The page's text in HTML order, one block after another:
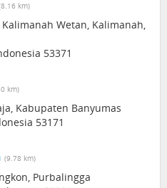
km)
Wetan, Kalimanah,
53371
km)
Kabupaten Banyumas
53171
(9.78 km)
Purbalingga